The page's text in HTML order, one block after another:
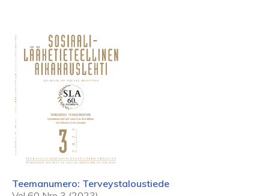
Teemanumero: Terveystaloustiede